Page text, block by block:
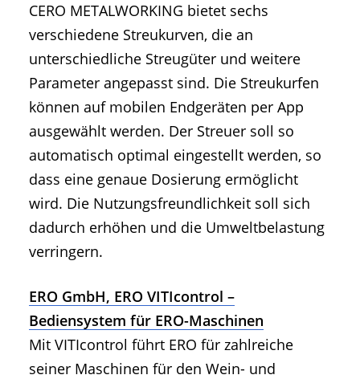
CERO METALWORKING bietet sechs
verschiedene Streukurven, die an
unterschiedliche Streugüter und weitere
Parameter angepasst sind. Die Streukurfen
können auf mobilen Endgeräten per App
ausgewählt werden. Der Streuer soll so
automatisch optimal eingestellt werden, so
dass eine genaue Dosierung ermöglicht
wird. Die Nutzungsfreundlichkeit soll sich
dadurch erhöhen und die Umweltbelastung
verringern.
ERO GmbH, ERO VITIcontrol –
Bediensystem für ERO-Maschinen
Mit VITIcontrol führt ERO für zahlreiche
seiner Maschinen für den Wein- und